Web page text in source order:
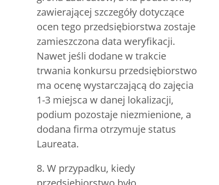
zawierającej szczegóły dotyczące
ocen tego przedsiębiorstwa zostaje
zamieszczona data weryfikacji.
Nawet jeśli dodane w trakcie
trwania konkursu przedsiębiorstwo
ma ocenę wystarczającą do zajęcia
1-3 miejsca w danej lokalizacji,
podium pozostaje niezmienione, a
dodana firma otrzymuje status
Laureata.
8. W przypadku, kiedy